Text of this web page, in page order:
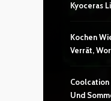
Kyoceras
Kochen
Verrät,
Und